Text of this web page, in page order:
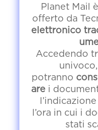
Planet Mail
offerto da
elettronico
Accedendo
potranno
are i
l’ora in cui i
stati